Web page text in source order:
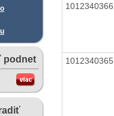
podnet
1012340366
1012340365